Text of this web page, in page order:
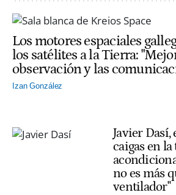
Los motores espaciales
los satélites a la Tierra:
observación y las
Izan González
Javier Dasí,
caigas en
no es más
ventilador"